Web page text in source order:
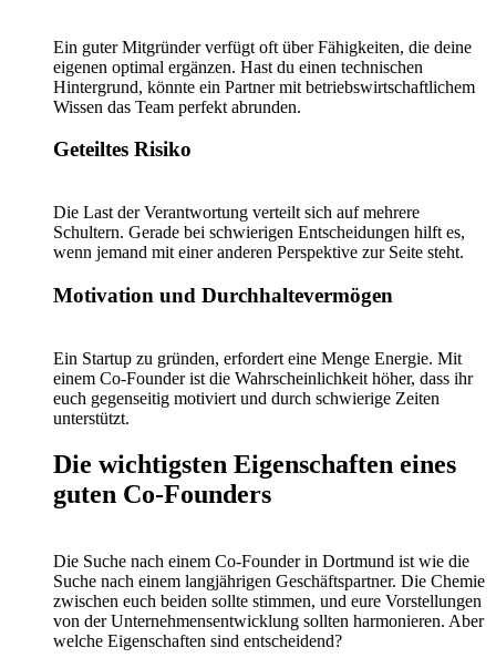
Ein guter Mitgründer verfügt oft über Fähigkeiten, die deine
eigenen optimal ergänzen. Hast du einen technischen
Hintergrund, könnte ein Partner mit betriebswirtschaftlichem
Wissen das Team perfekt abrunden.
Geteiltes Risiko
Die Last der Verantwortung verteilt sich auf mehrere
Schultern. Gerade bei schwierigen Entscheidungen hilft es,
wenn jemand mit einer anderen Perspektive zur Seite steht.
Motivation und Durchhaltevermögen
Ein Startup zu gründen, erfordert eine Menge Energie. Mit
einem Co-Founder ist die Wahrscheinlichkeit höher, dass ihr
euch gegenseitig motiviert und durch schwierige Zeiten
unterstützt.
Die wichtigsten Eigenschaften eines
guten Co-Founders
Die Suche nach einem Co-Founder in Dortmund ist wie die
Suche nach einem langjährigen Geschäftspartner. Die Chemie
zwischen euch beiden sollte stimmen, und eure Vorstellungen
von der Unternehmensentwicklung sollten harmonieren. Aber
welche Eigenschaften sind entscheidend?